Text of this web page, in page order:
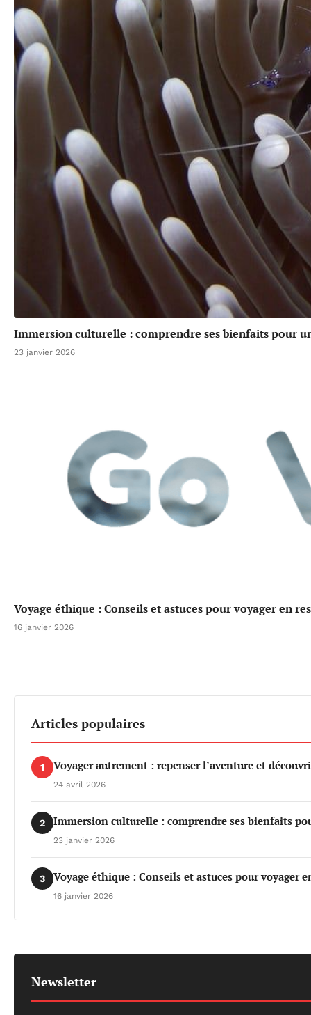
Immersion culturelle : comprendre ses bienfaits pour
23 janvier 2026
Voyage éthique : Conseils et astuces pour voyager en
16 janvier 2026
Articles populaires
1 Voyager autrement : repenser l’aventure et
24 avril 2026
2 Immersion culturelle : comprendre ses bienfaits
23 janvier 2026
3 Voyage éthique : Conseils et astuces pour voyager
16 janvier 2026
Newsletter